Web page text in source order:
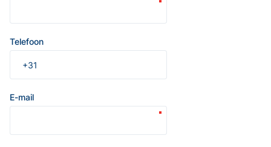
Telefoon
E-mail